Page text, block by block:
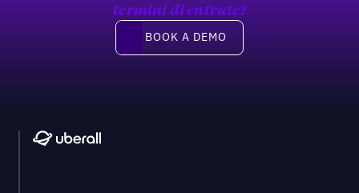
termini di entrate?
Book a demo
BOOK A DEMO